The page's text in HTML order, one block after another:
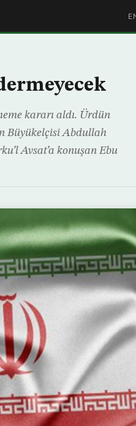
kararı aldı. Ürdün
Büyükelçisi Abdullah
Avsat’a konuşan Ebu